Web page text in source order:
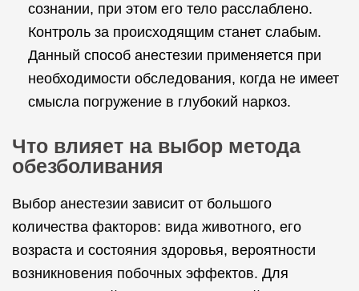
сознании, при этом его тело расслаблено.
Контроль за происходящим станет слабым.
Данный способ анестезии применяется при
необходимости обследования, когда не имеет
смысла погружение в глубокий наркоз.
Что влияет на выбор метода
обезболивания
Выбор анестезии зависит от большого
количества факторов: вида животного, его
возраста и состояния здоровья, вероятности
возникновения побочных эффектов. Для